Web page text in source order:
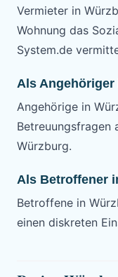
Vermieter in
Wohnung das
System.de
Als Angehöriger
Angehörige in
Betreuungsfragen
Würzburg.
Als Betroffener
Betroffene in
einen diskreten